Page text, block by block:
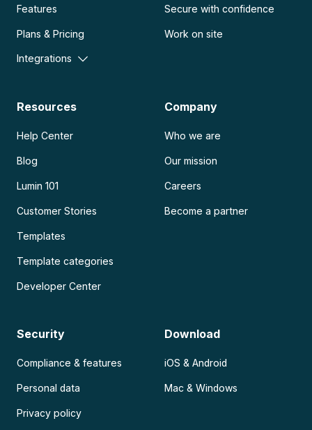
Features
Plans & Pricing
Integrations
Secure with confidence
Work on site
Resources
Help Center
Blog
Lumin 101
Customer Stories
Templates
Template categories
Developer Center
Company
Who we are
Our mission
Careers
Become a partner
Security
Compliance & features
Personal data
Privacy policy
Download
iOS & Android
Mac & Windows